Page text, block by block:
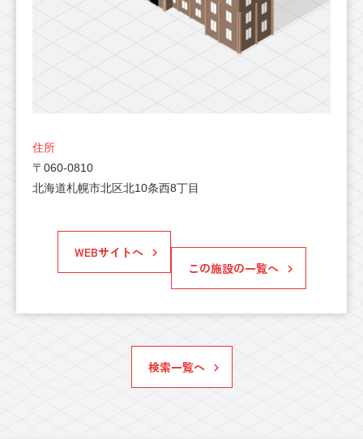
住所
〒060-0810
北海道札幌市北区北10条西8丁目
WEBサイトへ
この施設の一覧へ
検索一覧へ